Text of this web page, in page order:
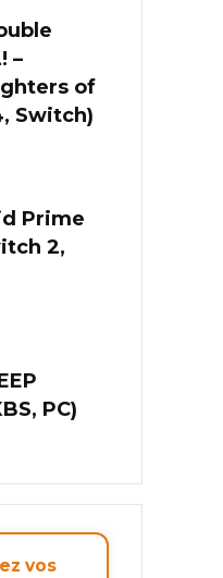
–
of
Switch)
Prime
2,
PC)
vos